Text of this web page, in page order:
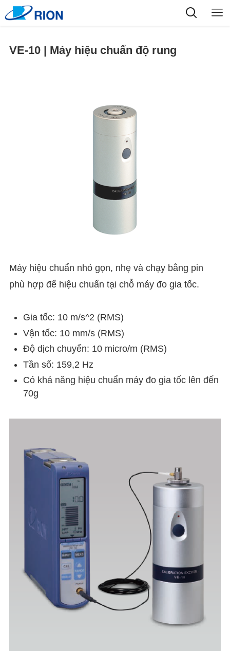
VE-10 | Máy hiệu chuẩn độ rung
Máy hiệu chuẩn nhỏ gọn, nhẹ và chạy bằng pin
phù hợp để hiệu chuẩn tại chỗ máy đo gia tốc.
Gia tốc: 10 m/s^2 (RMS)
Vận tốc: 10 mm/s (RMS)
Độ dịch chuyển: 10 micro/m (RMS)
Tần số: 159,2 Hz
Có khả năng hiệu chuẩn máy đo gia tốc lên đến
70g